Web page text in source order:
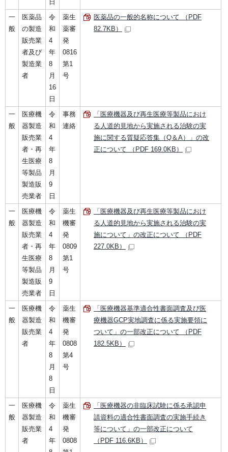
日
一
般
医薬品
の製造
販売業
者及び
製造業
者
令
和
4
年
8
月
16
日
薬生
薬審
発
0816
第1
号
医薬品の一般的名称について （PDF
82.7KB）
一
般
医療機
器製造
販売業
者・再
生医療
等製品
製造販
売業者
令
和
4
年
8
月
9
日
事務
連絡
「医療機器及び再生医療等製品におけ
る人道的見地から実施される治験の実
施に関する質疑応答集（Q＆A）」の改
正について （PDF 169.0KB）
一
般
医療機
器製造
販売業
者・再
生医療
等製品
製造販
売業者
令
和
4
年
8
月
9
日
薬生
機審
発
0809
第1
号
「医療機器及び再生医療等製品におけ
る人道的見地から実施される治験の実
施について」の改正について （PDF
227.0KB）
一
般
医療機
器製造
販売業
者
令
和
4
年
8
月
8
日
薬生
機審
発
0808
第4
号
「医療機器基準適合性書面調査及び医
療機器GCP実地調査に係る実施要領に
ついて」の一部改正について （PDF
182.5KB）
一
般
医療機
器製造
販売業
者
令
和
4
年
薬生
機審
発
0808
「医療機器の非臨床試験に係る承認申
請資料の適合性書面調査の実施手続き
等について」の一部改正について
（PDF 116.6KB）